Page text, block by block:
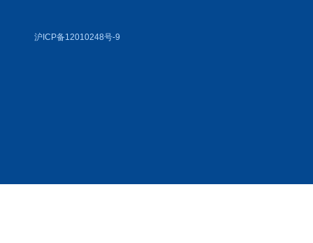
沪ICP备12010248号-9